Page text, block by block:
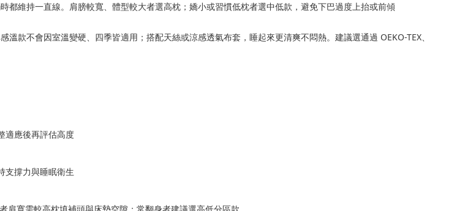
都維持一直線。肩膀較寬、體型較大者選高枕；嬌小或習慣低枕者選中低款，避免下巴過度上抬或前傾
溫款不會因室溫變硬、四季皆適用；搭配天絲或涼感透氣布套，睡起來更清爽不悶熱。建議選通過 OEKO-TEX、
適應後再評估高度
支撐力與睡眠衛生